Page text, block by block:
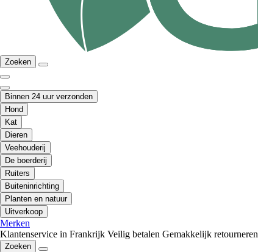
Zoeken
Binnen 24 uur verzonden
Hond
Kat
Dieren
Veehouderij
De boerderij
Ruiters
Buiteninrichting
Planten en natuur
Uitverkoop
Merken
Klantenservice in Frankrijk Veilig betalen Gemakkelijk retourneren
Zoeken